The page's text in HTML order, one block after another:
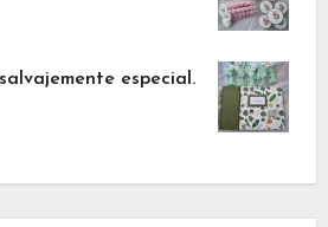
especial.